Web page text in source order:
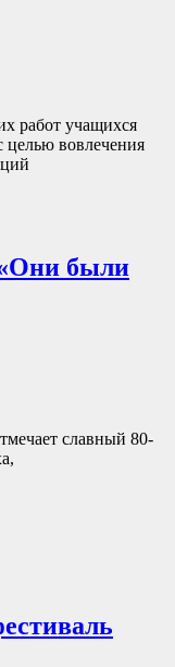
работ учащихся
целью вовлечения
были
славный 80-